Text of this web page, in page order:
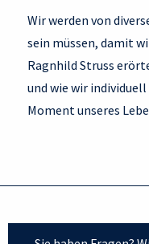
Wir werden von
sein müssen, damit
Ragnhild Struss
und wie wir
Moment unseres